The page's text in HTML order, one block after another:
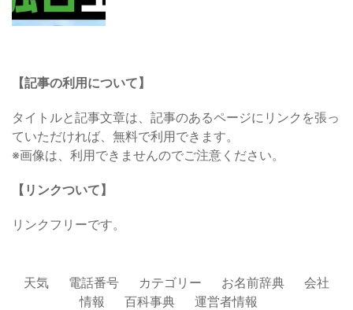
【記事の利用について】
タイトルと記事文章は、記事のあるページにリンクを張っ
ていただければ、無料で利用できます。
※画像は、利用できませんのでご注意ください。
【リンクついて】
リンクフリーです。
天気 電話番号 カテゴリー お名前辞典
会社
情報
百科事典 運営者情報